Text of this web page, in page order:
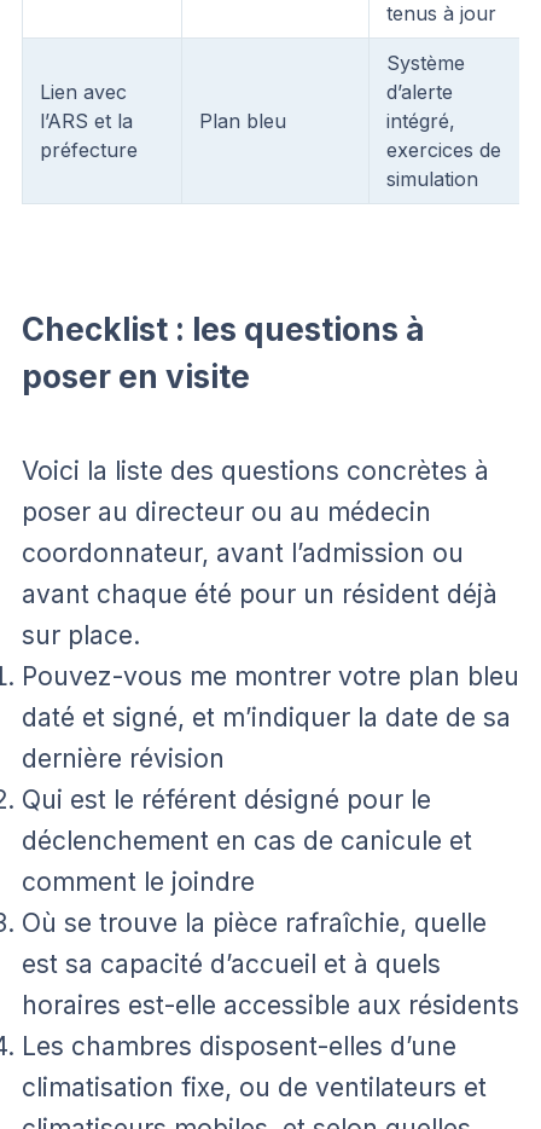
tenus à jour
Lien avec
l’ARS et la
préfecture
Plan bleu
Système
d’alerte
intégré,
exercices de
simulation
Checklist : les questions à
poser en visite
Voici la liste des questions concrètes à
poser au directeur ou au médecin
coordonnateur, avant l’admission ou
avant chaque été pour un résident déjà
sur place.
Pouvez-vous me montrer votre plan bleu
daté et signé, et m’indiquer la date de sa
dernière révision
Qui est le référent désigné pour le
déclenchement en cas de canicule et
comment le joindre
Où se trouve la pièce rafraîchie, quelle
est sa capacité d’accueil et à quels
horaires est-elle accessible aux résidents
Les chambres disposent-elles d’une
climatisation fixe, ou de ventilateurs et